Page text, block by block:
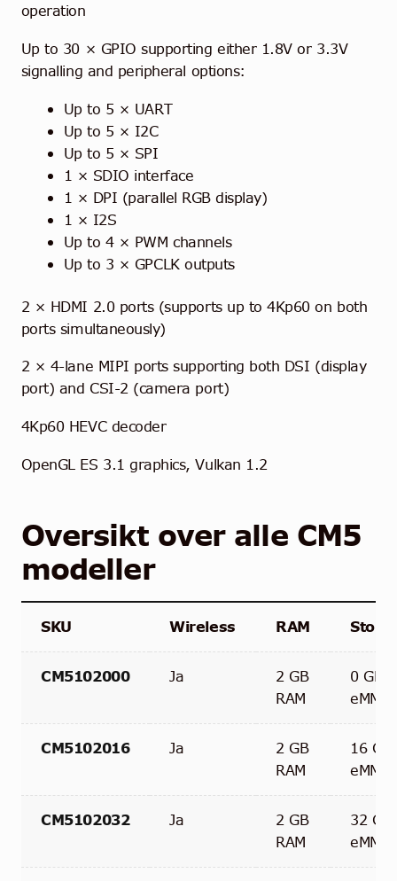
operation
Up to 30 × GPIO supporting either 1.8V or 3.3V
signalling and peripheral options:
Up to 5 × UART
Up to 5 × I2C
Up to 5 × SPI
1 × SDIO interface
1 × DPI (parallel RGB display)
1 × I2S
Up to 4 × PWM channels
Up to 3 × GPCLK outputs
2 × HDMI 2.0 ports (supports up to 4Kp60 on both
ports simultaneously)
2 × 4-lane MIPI ports supporting both DSI (display
port) and CSI-2 (camera port)
4Kp60 HEVC decoder
OpenGL ES 3.1 graphics, Vulkan 1.2
Oversikt over alle CM5
modeller
SKU Wireless RAM
CM5102000 Ja
2 GB
RAM
0 GB
eMMC
CM5102016 Ja
2 GB
RAM
16 GB
eMMC
CM5102032 Ja
2 GB
RAM
32 GB
eMMC